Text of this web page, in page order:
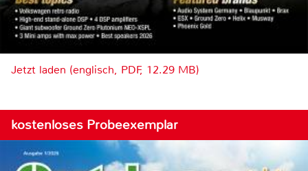
Jetzt laden (englisch, PDF, 12.29 MB)
kostenloses Probeexemplar